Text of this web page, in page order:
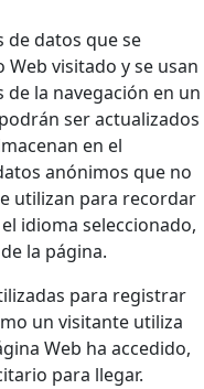
de datos que se
visitado y se usan
la navegación en un
ser actualizados
en el
anónimos que no
utilizan para recordar
idioma seleccionado,
la página.
para registrar
un visitante utiliza
Web ha accedido,
para llegar.